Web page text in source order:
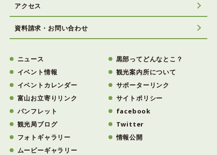
アクセス
資料請求・お問い合わせ
ニュース
イベント情報
イベントカレンダー
富山お立寄りリンク
パンフレット
観光局ブログ
フォトギャラリー
ムービーギャラリー
黒部ってどんなとこ？
観光案内所について
サポーターリンク
サイトポリシー
facebook
Twitter
情報公開